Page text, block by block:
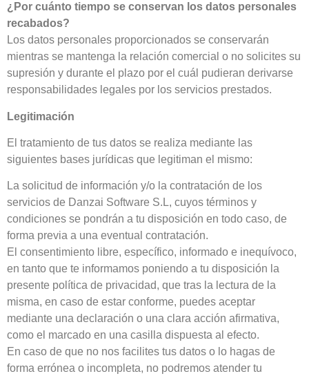
¿Por cuánto tiempo se conservan los datos personales
recabados?
Los datos personales proporcionados se conservarán
mientras se mantenga la relación comercial o no solicites su
supresión y durante el plazo por el cuál pudieran derivarse
responsabilidades legales por los servicios prestados.
Legitimación
El tratamiento de tus datos se realiza mediante las
siguientes bases jurídicas que legitiman el mismo:
La solicitud de información y/o la contratación de los
servicios de Danzai Software S.L, cuyos términos y
condiciones se pondrán a tu disposición en todo caso, de
forma previa a una eventual contratación.
El consentimiento libre, específico, informado e inequívoco,
en tanto que te informamos poniendo a tu disposición la
presente política de privacidad, que tras la lectura de la
misma, en caso de estar conforme, puedes aceptar
mediante una declaración o una clara acción afirmativa,
como el marcado en una casilla dispuesta al efecto.
En caso de que no nos facilites tus datos o lo hagas de
forma errónea o incompleta, no podremos atender tu